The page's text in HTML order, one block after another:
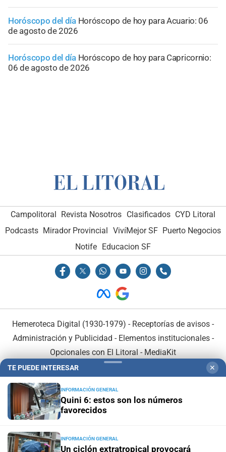
Horóscopo del día Horóscopo de hoy para Acuario: 06
de agosto de 2026
Horóscopo del día Horóscopo de hoy para Capricornio:
06 de agosto de 2026
Campolitoral Revista Nosotros Clasificados CYD Litoral
Podcasts Mirador Provincial VivíMejor SF Puerto Negocios
Notife Educacion SF
Hemeroteca Digital (1930-1979) - Receptorías de avisos -
Administración y Publicidad - Elementos institucionales-
Opcionales con El Litoral - MediaKit
En Asociación con:
TE PUEDE INTERESAR ✕
INFORMACIÓN GENERAL
Quini 6: estos son los números
favorecidos
INFORMACIÓN GENERAL
Un ciclón extratropical provocará